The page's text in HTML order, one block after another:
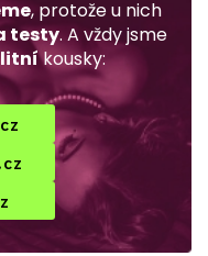
, protože u nich
testy. A vždy jsme
kousky: